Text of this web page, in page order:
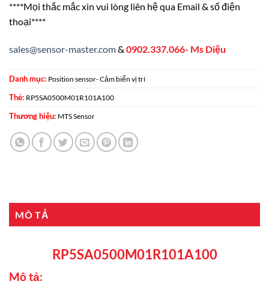
****Mọi thắc mắc xin vui lòng liên hệ qua Email & số điện
thoại****
sales@sensor-master.com& 0902.337.066- Ms Diệu
Danh mục: Position sensor- Cảm biến vị trí
Thẻ: RP5SA0500M01R101A100
Thương hiệu: MTS Sensor
MÔ TẢ
RP5SA0500M01R101A100
Mô tả: